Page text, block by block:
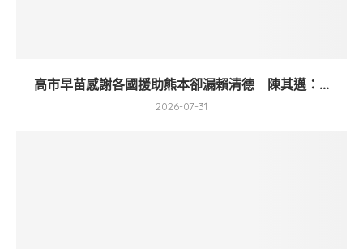
高市早苗感謝各國援助熊本卻漏賴清德 陳其邁：...
2026-07-31